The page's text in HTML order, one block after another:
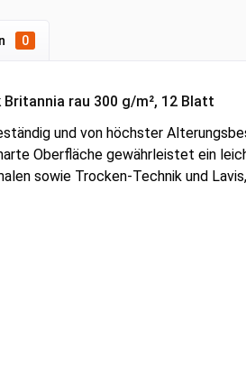
0
rau 300 g/m², 12 Blatt
und von höchster
Oberfläche gewährleistet ein
sowie Trocken-Technik und